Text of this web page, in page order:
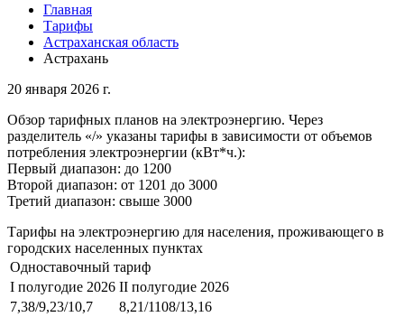
Главная
Тарифы
Астраханская область
Астрахань
20 января 2026 г.
Обзор тарифных планов на электроэнергию. Через
разделитель «/» указаны тарифы в зависимости от объемов
потребления электроэнергии (кВт*ч.):
Первый диапазон: до 1200
Второй диапазон: от 1201 до 3000
Третий диапазон: свыше 3000
Тарифы на электроэнергию для населения, проживающего в
городских населенных пунктах
Одноставочный тариф
I полугодие 2026 II полугодие 2026
7,38/9,23/10,7
8,21/1108/13,16